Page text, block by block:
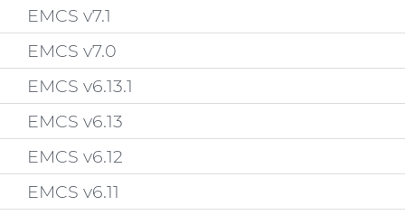
EMCS v7.1
EMCS v7.0
EMCS v6.13.1
EMCS v6.13
EMCS v6.12
EMCS v6.11